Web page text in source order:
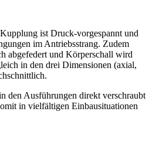
ist Druck-vorgespannt und
im Antriebsstrang. Zudem
abgefedert und Körperschall wird
in den drei Dimensionen (axial,
Ausführungen direkt verschraubt
in vielfältigen Einbausituationen